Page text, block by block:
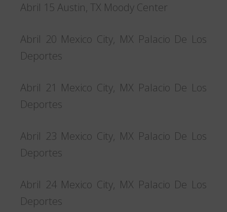
Abril 15 Austin, TX Moody Center
Abril 20 Mexico City, MX Palacio De Los
Deportes
Abril 21 Mexico City, MX Palacio De Los
Deportes
Abril 23 Mexico City, MX Palacio De Los
Deportes
Abril 24 Mexico City, MX Palacio De Los
Deportes